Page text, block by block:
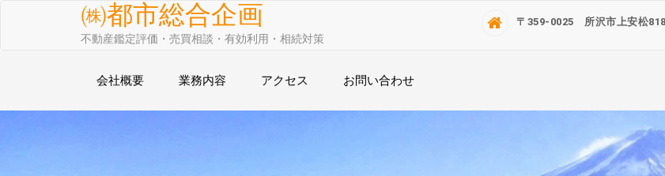
㈱都市総合企画
不動産鑑定評価・売買相談・有効利用・相続対策
〒359-0025 所沢市上安松
会社概要 業務内容 アクセス お問い合わせ